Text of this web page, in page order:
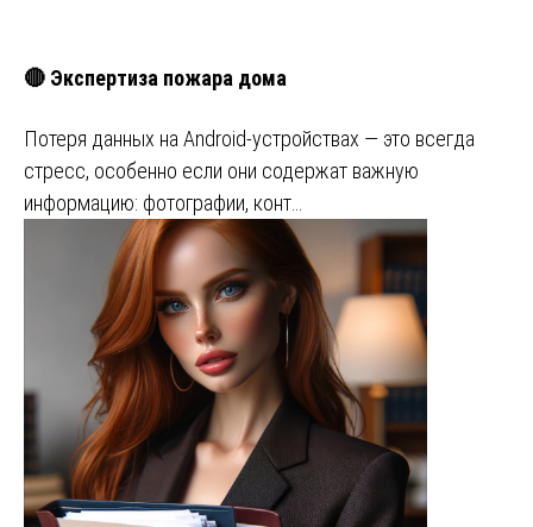
🔴 Экспертиза пожара дома
Потеря данных на Android-устройствах — это всегда
стресс, особенно если они содержат важную
информацию: фотографии, конт…